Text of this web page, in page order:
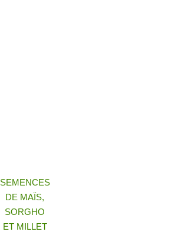
SEMENCES
DE MAÏS,
SORGHO
ET MILLET